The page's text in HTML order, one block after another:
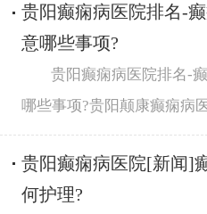
贵阳癫痫病医院排名-
意哪些事项?
贵阳癫痫病医院排名-
哪些事项?贵阳颠康癫痫病
贵阳癫痫病医院[新闻]
何护理?